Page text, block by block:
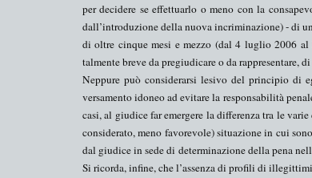
per decidere se effettuarlo o meno con la
dall’introduzione della nuova incriminazione) - di
di oltre cinque mesi e mezzo (dal 4 luglio 2006
talmente breve da pregiudicare o da rappresentare,
Neppure può considerarsi lesivo del principio di
versamento idoneo ad evitare la responsabilità
casi, al giudice far emergere la differenza tra le
considerato, meno favorevole) situazione in cui
dal giudice in sede di determinazione della pena
Si ricorda, infine, che l’assenza di profili di